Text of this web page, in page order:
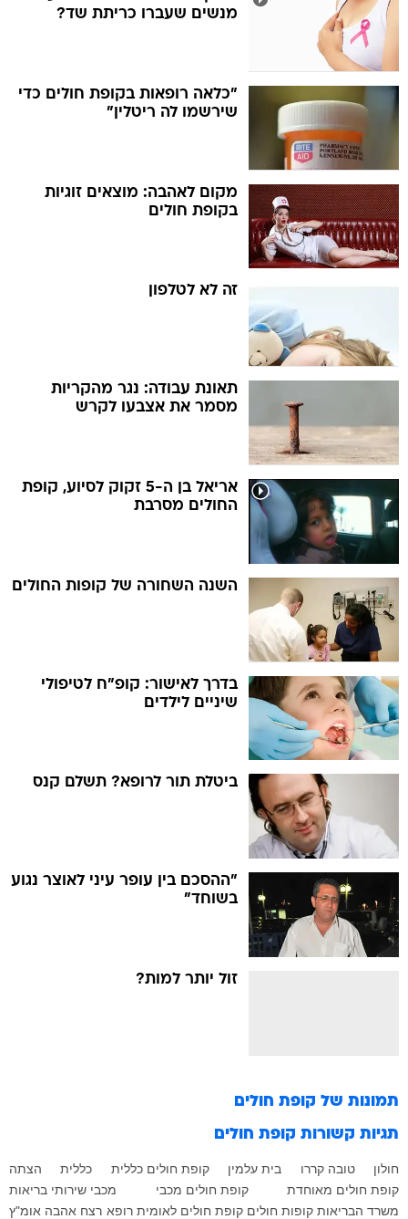
מנשים שעברו כריתת שד?
"כלאה רופאות בקופת חולים כדי
שירשמו לה ריטלין"
מקום לאהבה: מוצאים זוגיות
בקופת חולים
זה לא לטלפון
תאונת עבודה: נגר מהקריות
מסמר את אצבעו לקרש
אריאל בן ה-5 זקוק לסיוע, קופת
החולים מסרבת
השנה השחורה של קופות החולים
בדרך לאישור: קופ"ח לטיפולי
שיניים לילדים
ביטלת תור לרופא? תשלם קנס
"ההסכם בין עופר עיני לאוצר נגוע
בשוחד"
זול יותר למות?
תמונות של קופת חולים
תגיות קשורות קופת חולים
חולון טובה קררו בית עלמין קופת חולים כללית כללית
הצתה
קופת חולים מאוחדת
קופת חולים מכבי
מכבי שירותי בריאות
משרד הבריאות קופות חולים קופת חולים לאומית רופא רצח אהבה אומ"ץ